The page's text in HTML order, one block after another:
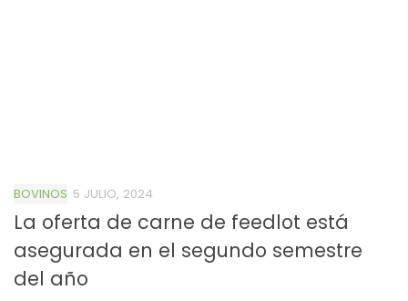
BOVINOS 5 JULIO, 2024
La oferta de carne de feedlot está
asegurada en el segundo semestre
del año